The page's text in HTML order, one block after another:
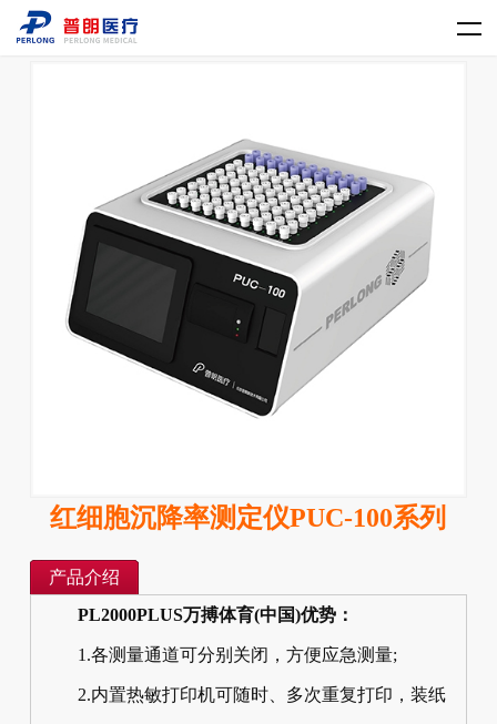
红细胞沉降率测定仪PUC-100系列
产品介绍
PL2000PLUS万搏体育(中国)优势：
1.各测量通道可分别关闭，方便应急测量;
2.内置热敏打印机可随时、多次重复打印，装纸